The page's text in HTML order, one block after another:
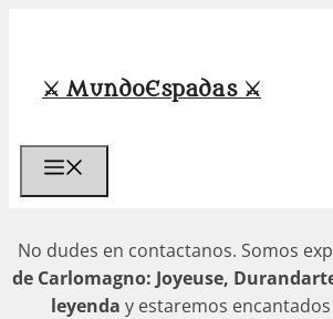
contenido
⚔️ MundoEspadas ⚔️
No dudes en contactanos. Somos
de Carlomagno: Joyeuse,
leyenda y estaremos